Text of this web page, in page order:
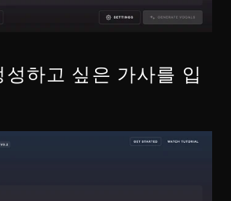
하고 싶은 가사를 입